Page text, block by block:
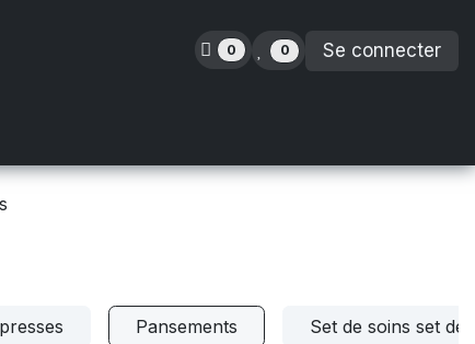
0 0 Se connecter
Pansements Set de soins set de